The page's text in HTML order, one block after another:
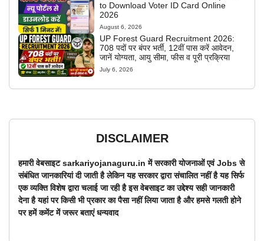
to Download Voter ID Card Online
2026
August 6, 2026
UP Forest Guard Recruitment 2026:
708 पदों पर बंपर भर्ती, 12वीं पास करें आवेदन,
जानें योग्यता, आयु सीमा, फीस व पूरी प्रक्रिया
July 6, 2026
DISCLAIMER
हमारी वेबसाइट sarkariyojanaguru.in में सरकारी योजनाओं एवं Jobs से
संबंधित जानकारियां दी जाती है लेकिन यह सरकार द्वारा संचालित नहीं है यह सिर्फ
एक व्यक्ति विशेष द्वारा चलाई जा रही है इस वेबसाइट का उद्देश्य सही जानकारी
देना है यहां पर किसी भी प्रकार का पैसा नहीं लिया जाता है और हमसे गलती होने
पर हमें कमेंट में जरूर बताएं धन्यवाद